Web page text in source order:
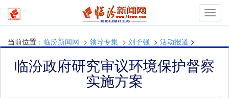
当前位置： 临汾新闻网 > 领导专集 > 刘予强 > 活动报道 >
临汾政府研究审议环境保护督察
实施方案